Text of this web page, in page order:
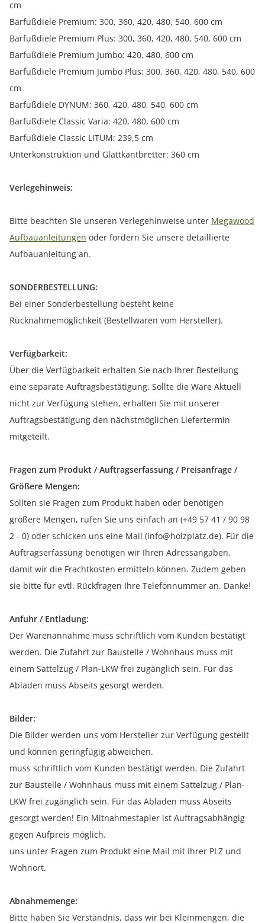
cm
Barfußdiele Premium: 300, 360, 420, 480, 540, 600 cm
Barfußdiele Premium Plus: 300, 360, 420, 480, 540, 600 cm
Barfußdiele Premium Jumbo: 420, 480, 600 cm
Barfußdiele Premium Jumbo Plus: 300, 360, 420, 480, 540, 600
cm
Barfußdiele DYNUM: 360, 420, 480, 540, 600 cm
Barfußdiele Classic Varia: 420, 480, 600 cm
Barfußdiele Classic LITUM: 239,5 cm
Unterkonstruktion und Glattkantbretter: 360 cm
Verlegehinweis:
Bitte beachten Sie unseren Verlegehinweise unter Megawood
Aufbauanleitungen oder fordern Sie unsere detaillierte
Aufbauanleitung an.
SONDERBESTELLUNG:
Bei einer Sonderbestellung besteht keine
Rücknahmemöglichkeit (Bestellwaren vom Hersteller).
Verfügbarkeit:
Über die Verfügbarkeit erhalten Sie nach Ihrer Bestellung
eine separate Auftragsbestätigung. Sollte die Ware Aktuell
nicht zur Verfügung stehen, erhalten Sie mit unserer
Auftragsbestätigung den nächstmöglichen Liefertermin
mitgeteilt.
Fragen zum Produkt / Auftragserfassung / Preisanfrage /
Größere Mengen:
Sollten sie Fragen zum Produkt haben oder benötigen
größere Mengen, rufen Sie uns einfach an (+49 57 41 / 90 98
2 - 0) oder schicken uns eine Mail (info@holzplatz.de). Für die
Auftragserfassung benötigen wir Ihren Adressangaben,
damit wir die Frachtkosten ermitteln können. Zudem geben
sie bitte für evtl. Rückfragen Ihre Telefonnummer an. Danke!
Anfuhr / Entladung:
Der Warenannahme muss schriftlich vom Kunden bestätigt
werden. Die Zufahrt zur Baustelle / Wohnhaus muss mit
einem Sattelzug / Plan-LKW frei zugänglich sein. Für das
Abladen muss Abseits gesorgt werden.
Bilder:
Die Bilder werden uns vom Hersteller zur Verfügung gestellt
und können geringfügig abweichen.
muss schriftlich vom Kunden bestätigt werden. Die Zufahrt
zur Baustelle / Wohnhaus muss mit einem Sattelzug / Plan-
LKW frei zugänglich sein. Für das Abladen muss Abseits
gesorgt werden! Ein Mitnahmestapler ist Auftragsabhängig
gegen Aufpreis möglich.
uns unter Fragen zum Produkt eine Mail mit Ihrer PLZ und
Wohnort.
Abnahmemenge:
Bitte haben Sie Verständnis, dass wir bei Kleinmengen, die